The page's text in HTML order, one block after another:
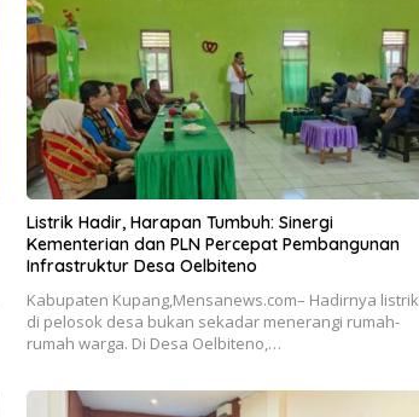
Listrik Hadir, Harapan Tumbuh: Sinergi
Kementerian dan PLN Percepat Pembangunan
Infrastruktur Desa Oelbiteno
Kabupaten Kupang,Mensanews.com– Hadirnya listrik
di pelosok desa bukan sekadar menerangi rumah-
rumah warga. Di Desa Oelbiteno,…